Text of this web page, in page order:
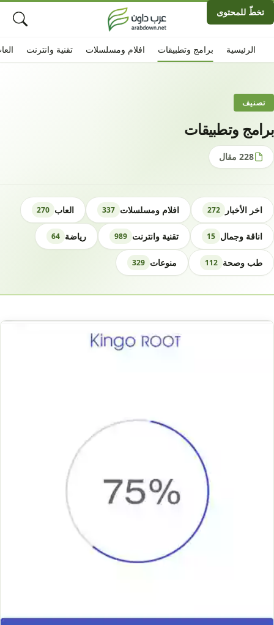
تخطّ للمحتوى
الرئيسية افلام ومسلسلات تقنية وانترنت برامج وتطبيقات
تصنيف
برامج وتطبيقات
228 مقال
اخر الأخبار 272 افلام ومسلسلات 337 العاب 270
اناقة وجمال 15 تقنية وانترنت 989 رياضة 64
طب وصحة 112 منوعات 329